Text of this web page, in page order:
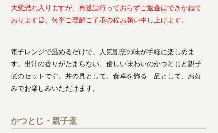
大変恐れ入りますが、再送は行っておらずご返金はできかねて
おります旨、何卒ご理解ご了承の程お願い申し上げます。
電子レンジで温めるだけで、人気割烹の味が手軽に楽しめま
す。出汁の香りがたまらない、優しい味わいのかつとじと親子
煮のセットです。丼の具として、食卓を飾る一品として、お好
みでお楽しみいただけます。
かつとじ・親子煮